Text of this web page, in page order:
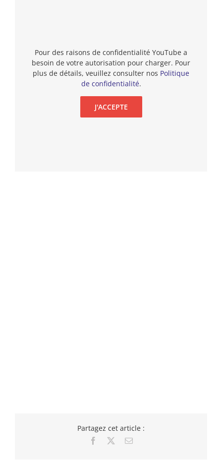
Pour des raisons de confidentialité YouTube a
besoin de votre autorisation pour charger. Pour
plus de détails, veuillez consulter nos Politique
de confidentialité.
J'ACCEPTE
Partagez cet article :
Facebook Email